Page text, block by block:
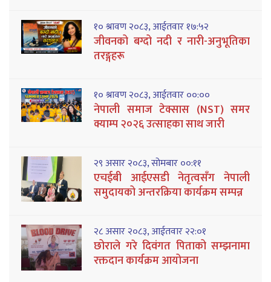
१० श्रावण २०८३, आईतवार १७:५२
जीवनको बग्दो नदी र नारी-अनुभूतिका
तरङ्गहरू
१० श्रावण २०८३, आईतवार ००:००
नेपाली समाज टेक्सास (NST) समर
क्याम्प २०२६ उत्साहका साथ जारी
२९ असार २०८३, सोमबार ००:११
एचईबी आईएसडी नेतृत्वसँग नेपाली
समुदायको अन्तरक्रिया कार्यक्रम सम्पन्न
२८ असार २०८३, आईतवार २२:०१
छोराले गरे दिवंगत पिताको सम्झनामा
रक्तदान कार्यक्रम आयोजना